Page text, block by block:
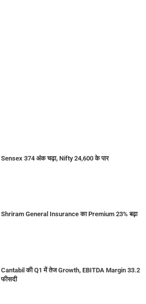
Sensex 374 अंक चढ़ा, Nifty 24,600 के पार
Shriram General Insurance का Premium 23% बढ़ा
Cantabil की Q1 में तेज Growth, EBITDA Margin 33.2
फीसदी